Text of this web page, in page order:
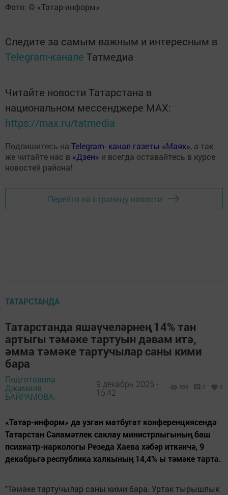
Фото: © «Татар-информ»
Следите за самым важным и интересным в
Telegram-канале Татмедиа
Читайте новости Татарстана в
национальном мессенджере MАХ:
https://max.ru/tatmedia
Подпишитесь на Telegram- канал газеты «Маяк», а так
же читайте нас в «Дзен» и всегда оставайтесь в курсе
новостей района!
Перейти на страницу новости
ТАТАРСТАНДА
Татарстанда яшәүчеләрнең 14% тан
артыгы тәмәке тартуын дәвам итә,
әмма тәмәке тартучылар саны кими
бара
Подготовила
Джамиля
БАЙРАМОВА,
9 декабрь 2025 -
15:42
553 0 0
«Татар-информ» да узган матбугат конференциясендә
Татарстан Сәламәтлек саклау министрлыгының баш
психиатр-наркологы Резеда Хаева хәбәр иткәнчә, 9
декабрьгә республика халкының 14,4% ы тәмәке тарта.
"Тәмәке тартучылар саны кими бара. Уртак тырышлык